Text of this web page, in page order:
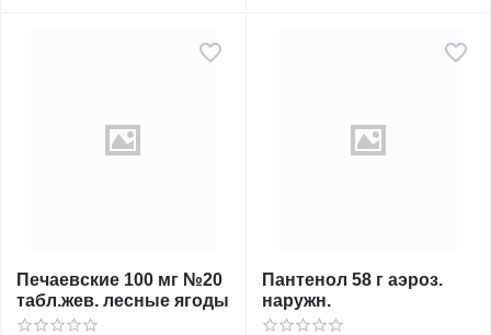
Печаевские 100 мг №20
табл.жев. лесные ягоды
Пантенол 58 г аэроз.
наружн.